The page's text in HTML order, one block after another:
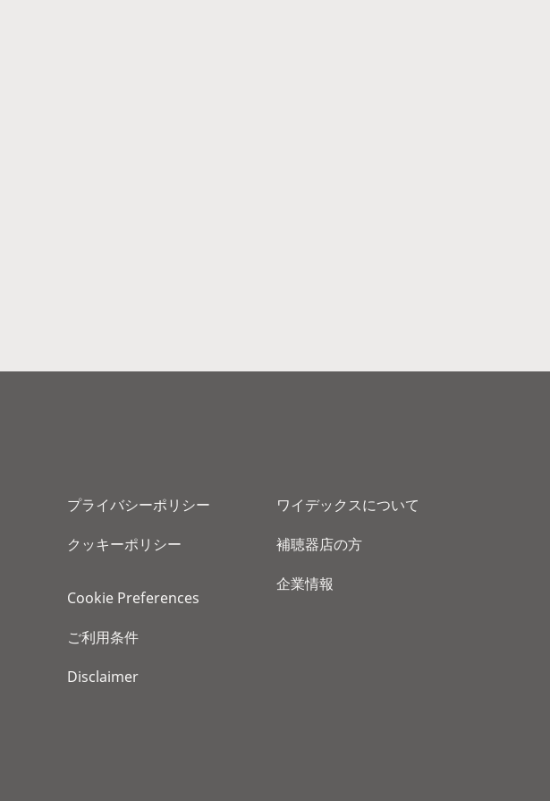
プライバシーポリシー
クッキーポリシー
Cookie Preferences
ご利用条件
Disclaimer
ワイデックスについて
補聴器店の方
企業情報